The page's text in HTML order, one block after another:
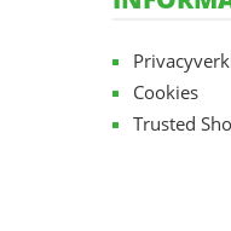
Cookies
Trusted